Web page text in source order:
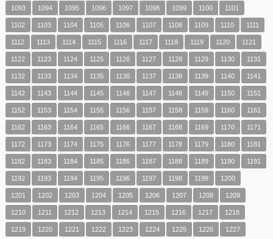
1093 1094 1095 1096 1097 1098 1099 1100 1101
1102 1103 1104 1105 1106 1107 1108 1109 1110 1111
1112 1113 1114 1115 1116 1117 1118 1119 1120 1121
1122 1123 1124 1125 1126 1127 1128 1129 1130 1131
1132 1133 1134 1135 1136 1137 1138 1139 1140 1141
1142 1143 1144 1145 1146 1147 1148 1149 1150 1151
1152 1153 1154 1155 1156 1157 1158 1159 1160 1161
1162 1163 1164 1165 1166 1167 1168 1169 1170 1171
1172 1173 1174 1175 1176 1177 1178 1179 1180 1181
1182 1183 1184 1185 1186 1187 1188 1189 1190 1191
1192 1193 1194 1195 1196 1197 1198 1199 1200
1201 1202 1203 1204 1205 1206 1207 1208 1209
1210 1211 1212 1213 1214 1215 1216 1217 1218
1219 1220 1221 1222 1223 1224 1225 1226 1227